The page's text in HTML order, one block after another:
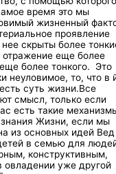
время это мы
жизненный
проявление
скрыты более
отражение еще более
более тонкого. Это
неуловимое, то, что в
суть жизни.Все
смысл, только если
есть такие
знания Жизни, если мы
из основных идей
в семью для
конструктивным,
уже другой